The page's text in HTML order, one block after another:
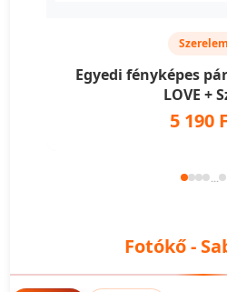
Szerelem
Egyedi fényképes
LOVE +
5 190
Fotókő -